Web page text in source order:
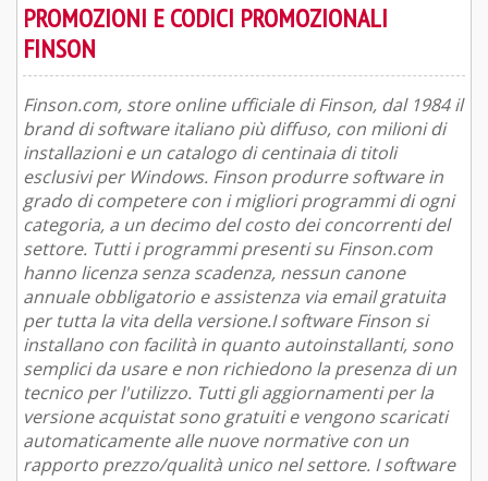
PROMOZIONI E CODICI PROMOZIONALI
FINSON
Finson.com, store online ufficiale di Finson, dal 1984 il
brand di software italiano più diffuso, con milioni di
installazioni e un catalogo di centinaia di titoli
esclusivi per Windows. Finson produrre software in
grado di competere con i migliori programmi di ogni
categoria, a un decimo del costo dei concorrenti del
settore. Tutti i programmi presenti su Finson.com
hanno licenza senza scadenza, nessun canone
annuale obbligatorio e assistenza via email gratuita
per tutta la vita della versione.I software Finson si
installano con facilità in quanto autoinstallanti, sono
semplici da usare e non richiedono la presenza di un
tecnico per l'utilizzo. Tutti gli aggiornamenti per la
versione acquistat sono gratuiti e vengono scaricati
automaticamente alle nuove normative con un
rapporto prezzo/qualità unico nel settore. I software